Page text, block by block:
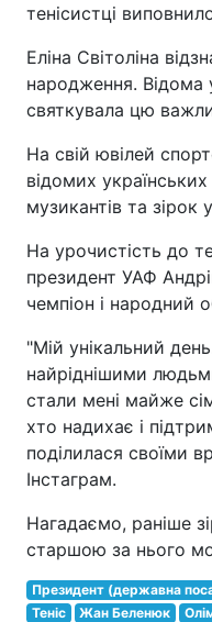
тенісистці
Еліна Світоліна
народження. Відома
святкувала цю
На свій ювілей
відомих
музикантів та зірок
На урочистість до
президент УАФ
чемпіон і народний
"Мій унікальний
найріднішими
стали мені майже
хто надихає і
поділилася своїми
Інстаграм.
Нагадаємо, раніше
старшою за нього
Президент (державна
Теніс
Жан Беленюк